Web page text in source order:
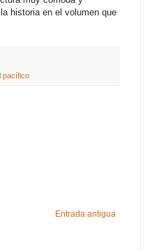
historia en el volumen que
pacífico
Entrada antigua